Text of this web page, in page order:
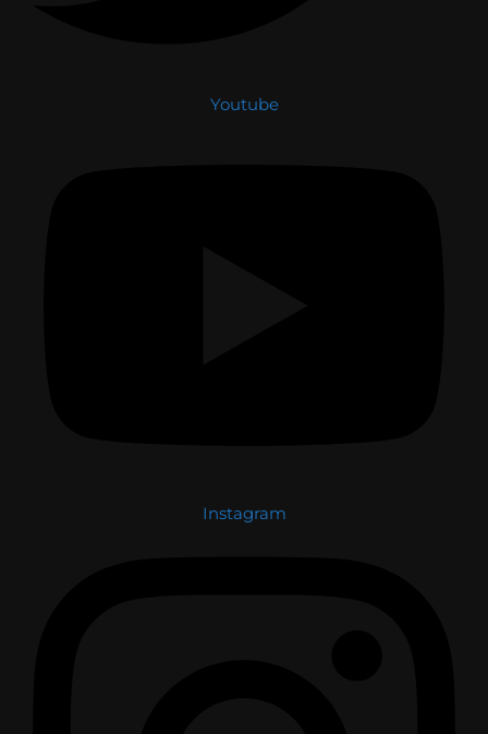
Youtube
Instagram